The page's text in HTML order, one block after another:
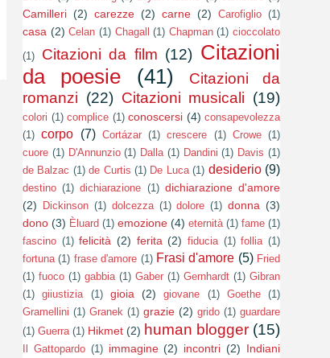
Camilleri (2) carezze (2) carne (2) Carofiglio (1)
casa (2) Celan (1) Chagall (1) Chapman (1) cioccolato
(1)
Citazioni da film (12) Citazioni
da poesie
(41)
Citazioni da
romanzi (22) Citazioni musicali (19)
colori (1) complice (1) conoscersi (4) consapevolezza
(1) corpo (7) Cortázar (1) crescere (1) Crowe (1)
cuore (1) D'Annunzio (1) Dalla (1) Dandini (1) Davis (1)
de Balzac (1) de Curtis (1) De Luca (1) desiderio (9)
destino (1) dichiarazione (1) dichiarazione d'amore
(2)
Dickinson (1) dolcezza (1) dolore (1) donna (3)
dono (3) Èluard (1) emozione (4) eternità (1) fame (1)
fascino (1) felicità (2) ferita (2) fiducia (1) follia (1)
fortuna (1) frase d'amore (1) Frasi d'amore (5) Fried
(1) fuoco (1) gabbia (1) Gaber (1) Gernhardt (1) Gibran
(1)
giiustizia (1) gioia (2) giovane (1) Goethe
(1)
Gramellini (1) Granek (1) grazie (2) grido (1) guardare
(1) Guerra (1) Hikmet (2) human blogger (15)
Il Gattopardo (1) immagine (2) incontri (2) Indiani